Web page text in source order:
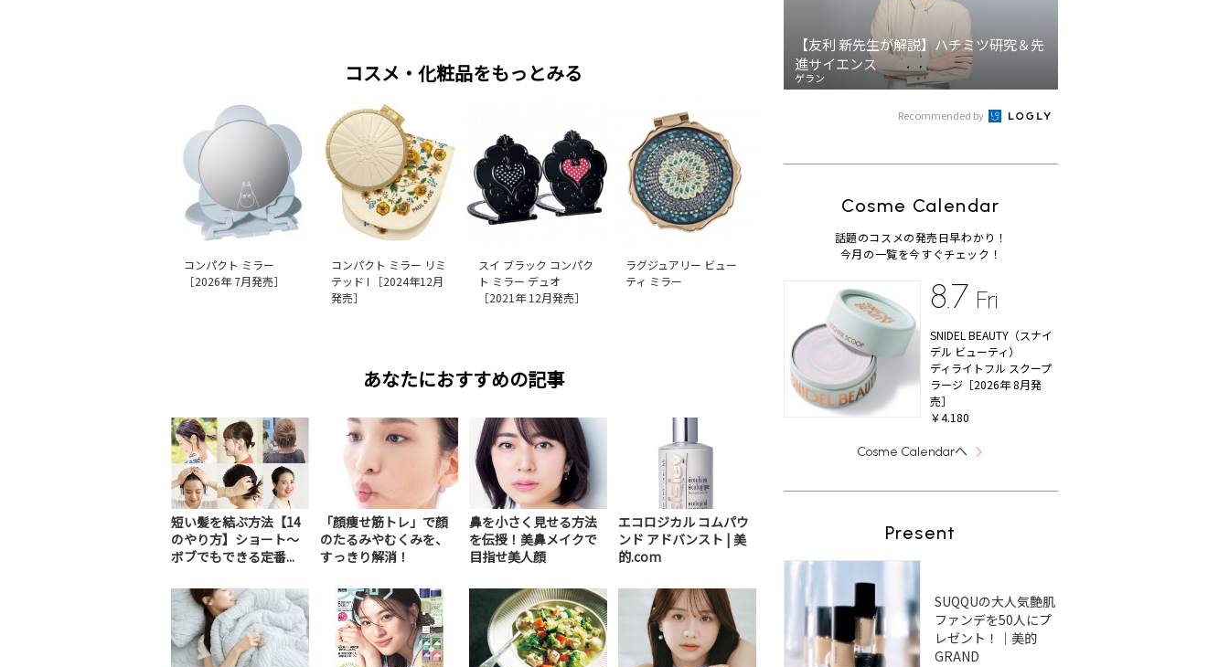
コスメ・化粧品をもっとみる
コンパクト ミラー
［2026年 7月発売］
コンパクト ミラー リミ
テッド I ［2024年12月
発売］
スイ ブラック コンパク
ト ミラー デュオ
［2021年 12月発売］
ラグジュアリー ビュー
ティ ミラー
あなたにおすすめの記事
短い髪を結ぶ方法【14
のやり方】ショート～
ボブでもできる定番...
「顔痩せ筋トレ」で顔
のたるみやむくみを、
すっきり解消！
鼻を小さく見せる方法
を伝授！美鼻メイクで
目指せ美人顔
エコロジカル コムパウ
ンド アドバンスト | 美
的.com
【友利 新先生が解説】ハチミツ研究＆先
進サイエンス
ゲラン
Recommended by
Cosme Calendar
話題のコスメの発売日早わかり！
今月の一覧を今すぐチェック！
8.7 Fri
SNIDEL BEAUTY（スナイ
デル ビューティ）
ディライトフル スクープ
ラージ［2026年 8月発
売］
￥4.180
Cosme Calendarへ
Present
SUQQUの大人気艶肌
ファンデを50人にプ
レゼント！｜美的
GRAND